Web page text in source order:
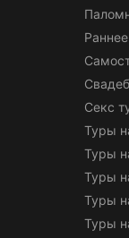
Секс
Туры
Туры
Туры
Туры
Туры